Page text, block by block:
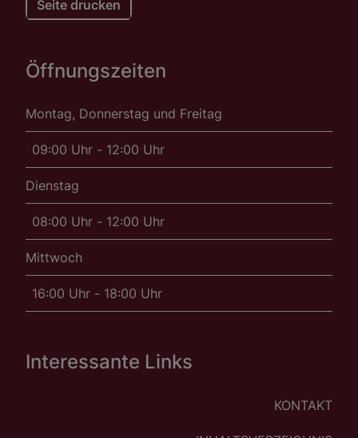
Seite drucken
Öffnungszeiten
Montag, Donnerstag und Freitag
09:00 Uhr - 12:00 Uhr
Dienstag
08:00 Uhr - 12:00 Uhr
Mittwoch
16:00 Uhr - 18:00 Uhr
Interessante Links
KONTAKT